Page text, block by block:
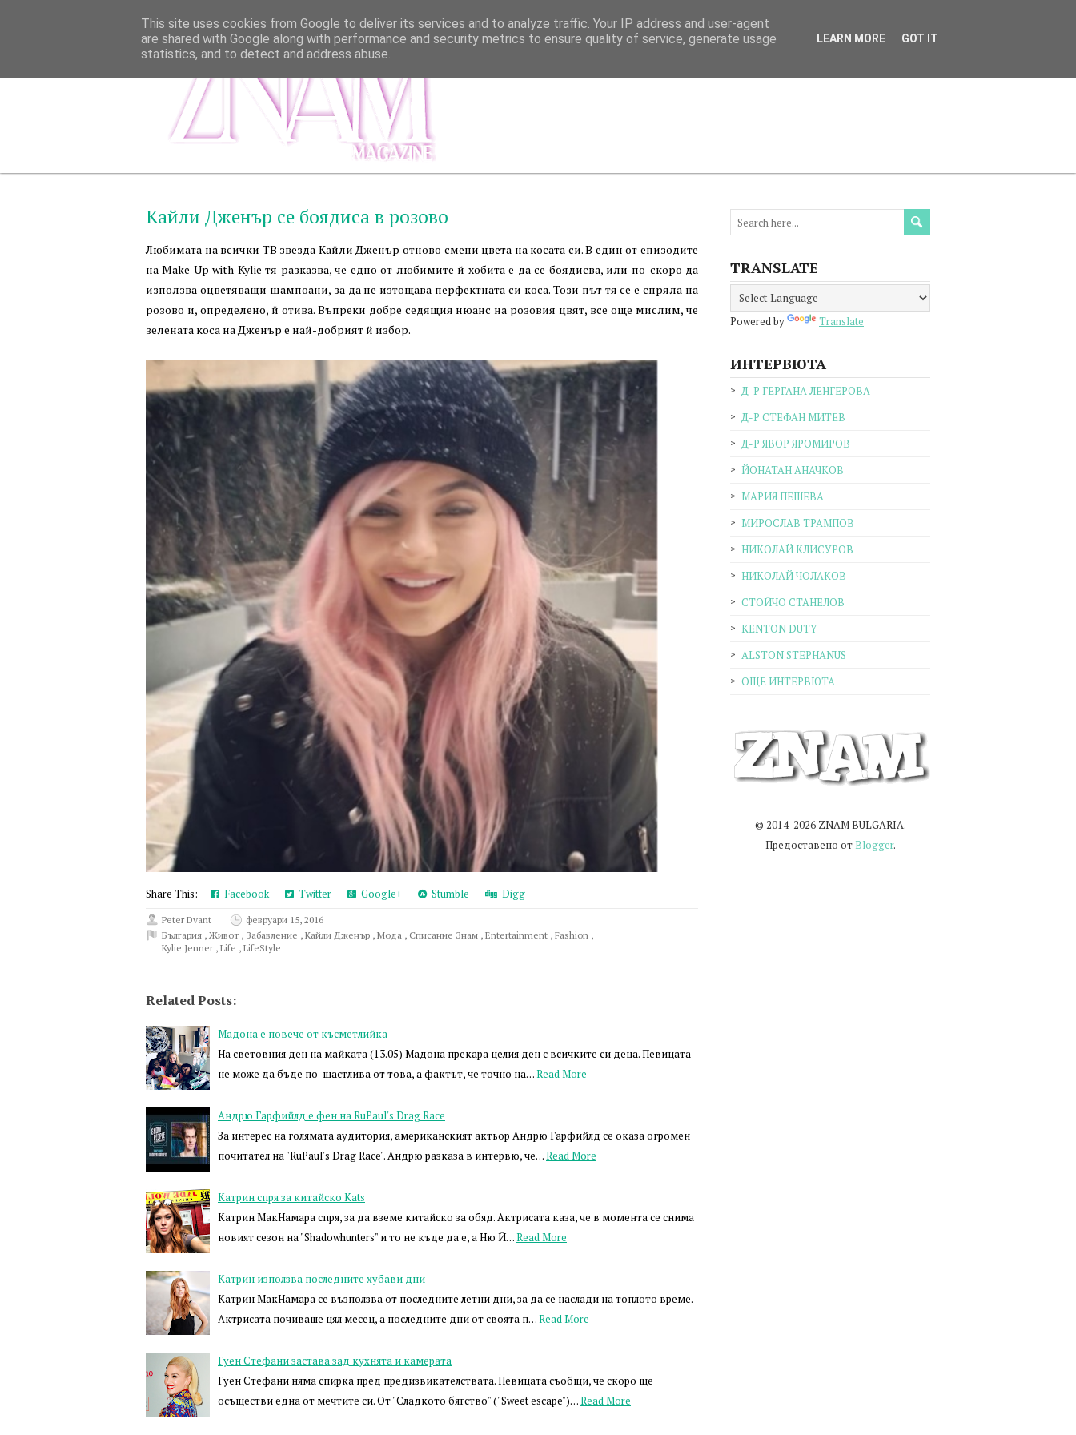
Кайли Дженър се боядиса в розово
Любимата на всички ТВ звезда Кайли Дженър отново смени цвета на косата си. В един от епизодите
на Make Up with Kylie тя разказва, че едно от любимите й хобита е да се боядисва, или по-скоро да
използва оцветяващи шампоани, за да не изтощава перфектната си коса. Този път тя се е спряла на
розово и, определено, й отива. Въпреки добре седящия нюанс на розовия цвят, все още мислим, че
зелената коса на Дженър е най-добрият й избор.
Share This: Facebook Twitter Google+ Stumble Digg
Peter Dvant
февруари 15, 2016
България , Живот , Забавление , Кайли Дженър , Мода , Списание Знам , Entertainment , Fashion ,
Kylie Jenner , Life , LifeStyle
Related Posts:
Мадона е повече от късметлийка
На световния ден на майката (13.05) Мадона прекара целия ден с всичките си деца. Певицата
не може да бъде по-щастлива от това, а фактът, че точно на…Read More
Андрю Гарфийлд е фен на RuPaul's Drag Race
За интерес на голямата аудитория, американският актьор Андрю Гарфийлд се оказа огромен
почитател на "RuPaul's Drag Race". Андрю разказа в интервю, че…Read More
Катрин спря за китайско Kats
Катрин МакНамара спря, за да вземе китайско за обяд. Актрисата каза, че в момента се снима
новият сезон на "Shadowhunters" и то не къде да е, а Ню Й…Read More
Катрин използва последните хубави дни
Катрин МакНамара се възползва от последните летни дни, за да се наслади на топлото време.
Актрисата почиваше цял месец, а последните дни от своята п…Read More
Гуен Стефани застава зад кухнята и камерата
Гуен Стефани няма спирка пред предизвикателствата. Певицата съобщи, че скоро ще
осъществи една от мечтите си. От "Сладкото бягство" ("Sweet escape")…Read More
TRANSLATE
Powered by Translate
ИНТЕРВЮТА
Д-Р ГЕРГАНА ЛЕНГЕРОВА
Д-Р СТЕФАН МИТЕВ
Д-Р ЯВОР ЯРОМИРОВ
ЙОНАТАН АНАЧКОВ
МАРИЯ ПЕШЕВА
МИРОСЛАВ ТРАМПОВ
НИКОЛАЙ КЛИСУРОВ
НИКОЛАЙ ЧОЛАКОВ
СТОЙЧО СТАНЕЛОВ
KENTON DUTY
ALSTON STEPHANUS
ОЩЕ ИНТЕРВЮТА
© 2014-2026 ZNAM BULGARIA.
Предоставено от Blogger.
This site uses cookies from Google to deliver its services and to analyze traffic. Your IP address and user-agent
are shared with Google along with performance and security metrics to ensure quality of service, generate usage
statistics, and to detect and address abuse.
LEARN MORE GOT IT